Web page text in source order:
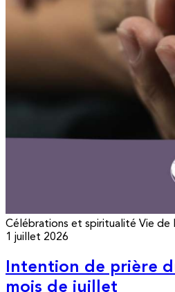
Célébrations et spiritualité Vie de
1 juillet 2026
Intention de prière
mois de juillet